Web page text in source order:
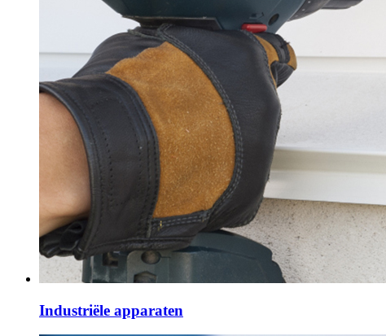
Industriële apparaten